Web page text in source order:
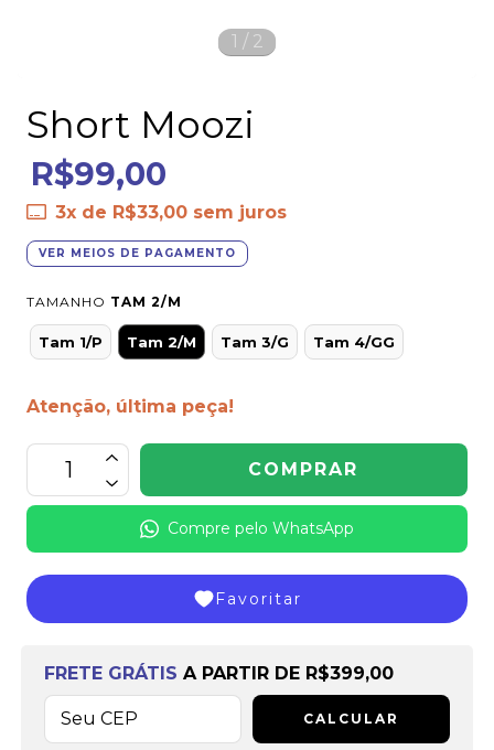
1 / 2
Short Moozi
R$99,00
3x de R$33,00 sem juros
VER MEIOS DE PAGAMENTO
TAMANHO TAM 2/M
Tam 1/P Tam 2/M Tam 3/G Tam 4/GG
Atenção, última peça!
Compre pelo WhatsApp
Favoritar
Frete grátisa partir deR$399,00
FRETE GRÁTIS A PARTIR DE R$399,00
CALCULAR